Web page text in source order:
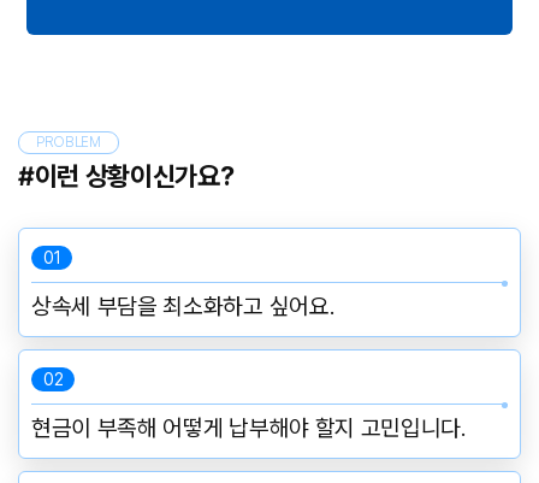
PROBLEM
#이런 상황이신가요?
01
상속세 부담을 최소화하고 싶어요.
02
현금이 부족해 어떻게 납부해야 할지 고민입니다.